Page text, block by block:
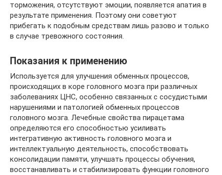
торможения, отсутствуют эмоции, появляется апатия в
результате применения. Поэтому они советуют
прибегать к подобным средствам лишь разово и только
в случае тревожного состояния.
Показания к применению
Используется для улучшения обменных процессов,
происходящих в коре головного мозга при различных
заболеваниях ЦНС, особенно связанных с сосудистыми
нарушениями и патологией обменных процессов
головного мозга. Лечебные свойства пирацетама
определяются его способностью усиливать
интегративную активность головного мозга и
интеллектуальную деятельность, способствовать
консолидации памяти, улучшать процессы обучения,
восстанавливать и стабилизировать функции головного